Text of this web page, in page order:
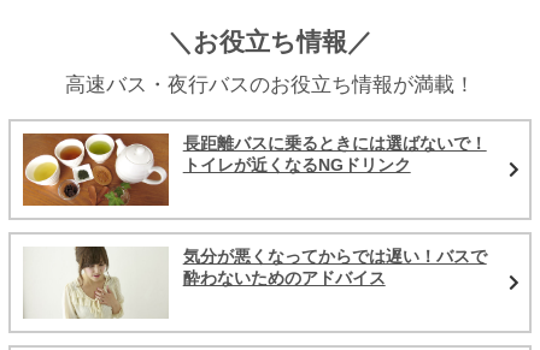
＼お役立ち情報／
高速バス・夜行バスのお役立ち情報が満載！
長距離バスに乗るときには選ばないで！
トイレが近くなるNGドリンク
気分が悪くなってからでは遅い！バスで
酔わないためのアドバイス